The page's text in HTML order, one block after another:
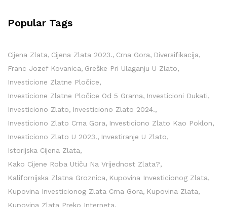
Popular Tags
Cijena Zlata Cijena Zlata 2023. Crna Gora
Diversifikacija
Franc Jozef Kovanica Greške Pri Ulaganju U Zlato
Investicione Zlatne Pločice
Investicione Zlatne Pločice Od 5 Grama
Investicioni Dukati
Investiciono Zlato
Investiciono Zlato 2024.
Investiciono Zlato Crna Gora
Investiciono Zlato Kao Poklon
Investiciono Zlato U 2023.
Investiranje U Zlato
Istorijska Cijena Zlata
Kako Cijene Roba Utiču Na Vrijednost Zlata?
Kalifornijska Zlatna Groznica
Kupovina Investicionog Zlata
Kupovina Investicionog Zlata Crna Gora
Kupovina Zlata
Kupovina Zlata Preko Interneta